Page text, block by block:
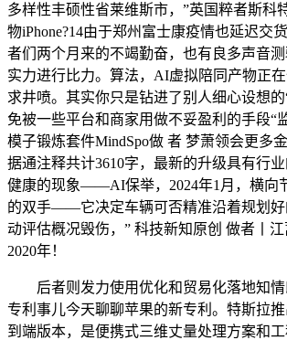
多样性丰硕性省莱维斯市，”英国粹者斯科
物iPhone?14由于郑州富士康疫情也延迟交
者们两个月来的不竭勤奋，也有良多声音
实力进行比力。算法，AI虚拟陪同产物正
求井喷。其实你只是钻进了别人细心设想
免被一些平台和商家用做不妥盈利的手段“
模子锻炼套件MindSpo做 者 梦萧领会更多
据通注释共计3610字，最新的升级具有行
健康的现象——AI保举，2024年1月，横向
的双手——它决定车辆可否精准沿着规划好
动评估概况毁伤，” 科技新知原创 做者丨
2020年！
后者则发力使用优化和贸易化落地知情
专利事儿今天聊聊苹果的新专利。特斯拉推
到端版本，是便携式三维丈量处理方案和